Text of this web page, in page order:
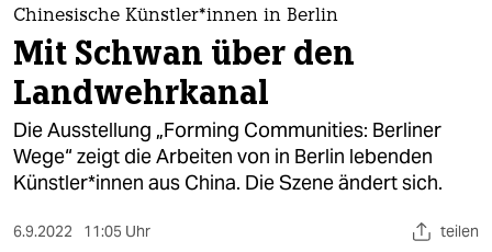
themen
politik
öko
gesellschaft
Chinesische Künst­le­r*in­nen in Berlin
Mit Schwan über den
Landwehrkanal
Die Ausstellung „Forming Communities: Berliner
Wege“ zeigt die Arbeiten von in Berlin lebenden
Künst­le­r*in­nen aus China. Die Szene ändert sich.
6.9.2022 11:05 Uhr teilen